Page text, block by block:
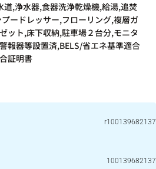
,浄水器,食器洗浄乾燥機,給湯,追焚
ードレッサー,フローリング,複層ガ
ット,床下収納,駐車場２台分,モニタ
報器等設置済,BELS/省エネ基準適合
証明書
r100139682137
100139682137